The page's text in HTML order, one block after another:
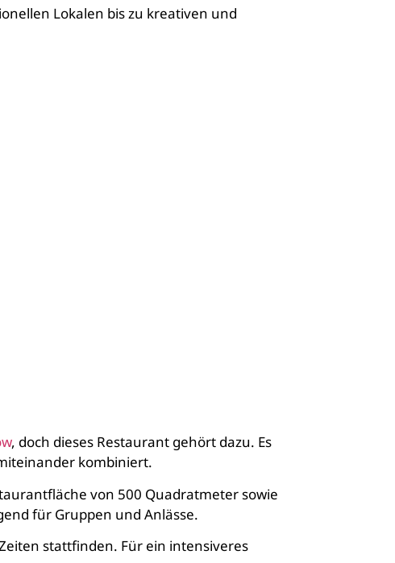
Lokalen bis zu kreativen und
, doch dieses Restaurant gehört dazu. Es
kombiniert.
von 500 Quadratmeter sowie
für Gruppen und Anlässe.
stattfinden. Für ein intensiveres